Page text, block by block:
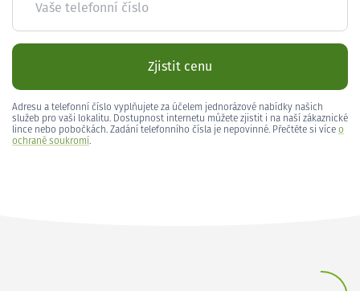
Vaše telefonní číslo
Zjistit cenu
Adresu a telefonní číslo vyplňujete za účelem jednorázové nabídky našich
služeb pro vaši lokalitu. Dostupnost internetu můžete zjistit i na naší zákaznické
lince nebo pobočkách. Zadání telefonního čísla je nepovinné. Přečtěte si více o
ochraně soukromí.